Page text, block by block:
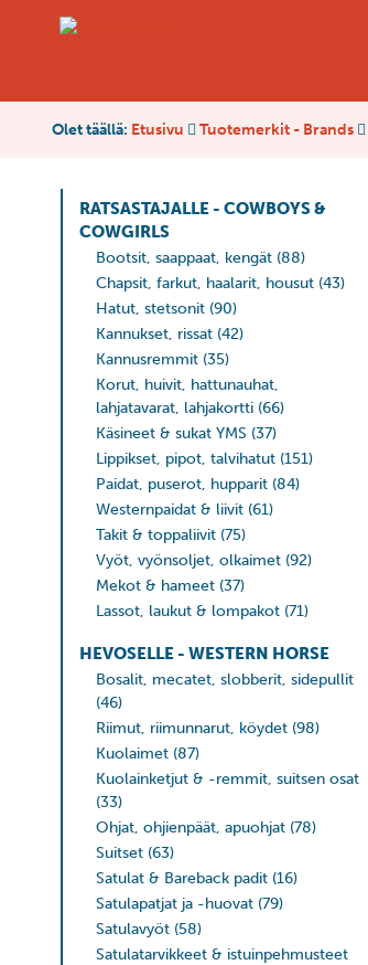
Olet täällä: Etusivu Tuotemerkit - Brands
RATSASTAJALLE - COWBOYS &
COWGIRLS
Bootsit, saappaat, kengät (88)
Chapsit, farkut, haalarit, housut (43)
Hatut, stetsonit (90)
Kannukset, rissat (42)
Kannusremmit (35)
Korut, huivit, hattunauhat,
lahjatavarat, lahjakortti (66)
Käsineet & sukat YMS (37)
Lippikset, pipot, talvihatut (151)
Paidat, puserot, hupparit (84)
Westernpaidat & liivit (61)
Takit & toppaliivit (75)
Vyöt, vyönsoljet, olkaimet (92)
Mekot & hameet (37)
Lassot, laukut & lompakot (71)
HEVOSELLE - WESTERN HORSE
Bosalit, mecatet, slobberit, sidepullit
(46)
Riimut, riimunnarut, köydet (98)
Kuolaimet (87)
Kuolainketjut & -remmit, suitsen osat
(33)
Ohjat, ohjienpäät, apuohjat (78)
Suitset (63)
Satulat & Bareback padit (16)
Satulapatjat ja -huovat (79)
Satulavyöt (58)
Satulatarvikkeet & istuinpehmusteet